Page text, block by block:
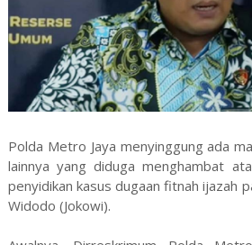
Polda Metro Jaya menyinggung ada
lainnya yang diduga menghambat
penyidikan kasus dugaan fitnah ijazah
Widodo (Jokowi).